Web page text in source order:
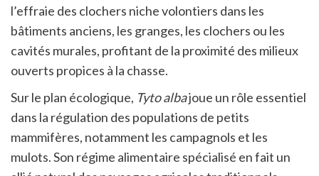
l’effraie des clochers niche volontiers dans les
bâtiments anciens, les granges, les clochers ou les
cavités murales, profitant de la proximité des milieux
ouverts propices à la chasse.
Sur le plan écologique, Tyto albajoue un rôle essentiel
dans la régulation des populations de petits
mammifères, notamment les campagnols et les
mulots. Son régime alimentaire spécialisé en fait un